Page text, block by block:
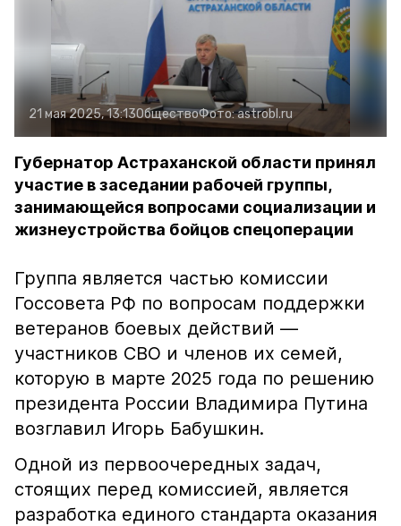
21 мая 2025, 13:13ОбществоФото:astrobl.ru
Губернатор Астраханской области принял
участие в заседании рабочей группы,
занимающейся вопросами социализации и
жизнеустройства бойцов спецоперации
Группа является частью комиссии
Госсовета РФ по вопросам поддержки
ветеранов боевых действий —
участников СВО и членов их семей,
которую в марте 2025 года по решению
президента России Владимира Путина
возглавил Игорь Бабушкин.
Одной из первоочередных задач,
стоящих перед комиссией, является
разработка единого стандарта оказания